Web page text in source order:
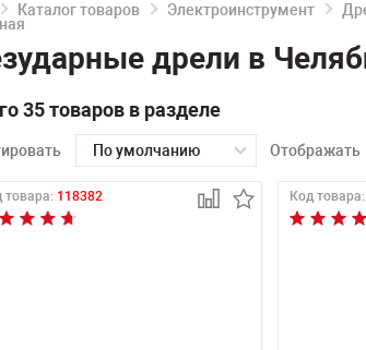
Каталог товаров Электроинструмент
дрели в
35 товаров в разделе
По умолчанию Отображать
товара: 118382 Код товара: